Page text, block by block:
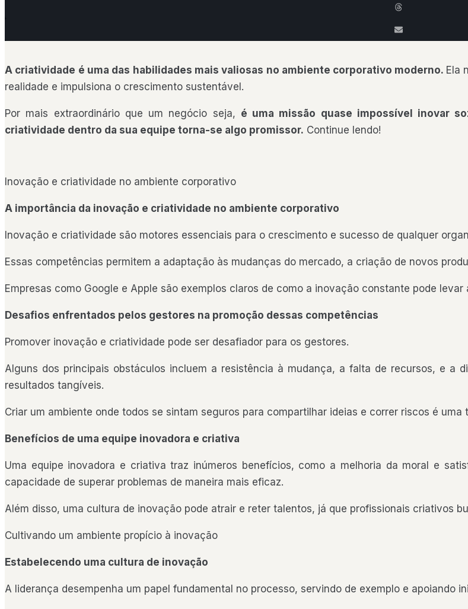
A criatividade é uma das habilidades mais valiosas no ambiente corporativo moderno. Ela
realidade e impulsiona o crescimento sustentável.
Por mais extraordinário que um negócio seja, é uma missão quase impossível inovar
criatividade dentro da sua equipe torna-se algo promissor. Continue lendo!
Inovação e criatividade no ambiente corporativo
A importância da inovação e criatividade no ambiente corporativo
Inovação e criatividade são motores essenciais para o crescimento e sucesso de qualquer
Essas competências permitem a adaptação às mudanças do mercado, a criação de novos
Empresas como Google e Apple são exemplos claros de como a inovação constante pode
Desafios enfrentados pelos gestores na promoção dessas competências
Promover inovação e criatividade pode ser desafiador para os gestores.
Alguns dos principais obstáculos incluem a resistência à mudança, a falta de recursos, e a
resultados tangíveis.
Criar um ambiente onde todos se sintam seguros para compartilhar ideias e correr riscos é uma
Benefícios de uma equipe inovadora e criativa
Uma equipe inovadora e criativa traz inúmeros benefícios, como a melhoria da moral e
capacidade de superar problemas de maneira mais eficaz.
Além disso, uma cultura de inovação pode atrair e reter talentos, já que profissionais criativos
Cultivando um ambiente propício à inovação
Estabelecendo uma cultura de inovação
A liderança desempenha um papel fundamental no processo, servindo de exemplo e apoiando